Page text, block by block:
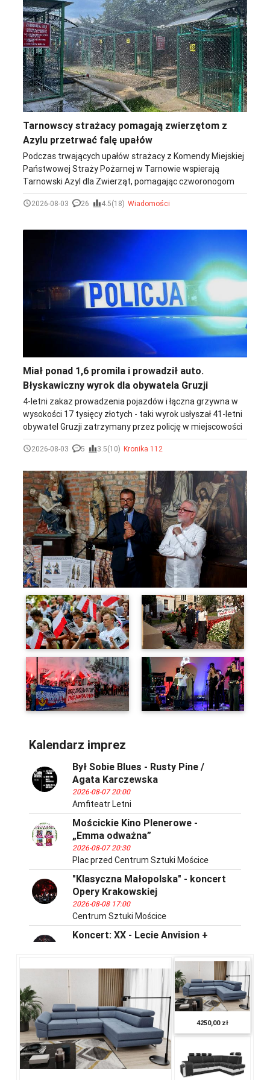
Tarnowscy strażacy pomagają zwierzętom z
Azylu przetrwać falę upałów
Podczas trwających upałów strażacy z Komendy Miejskiej
Państwowej Straży Pożarnej w Tarnowie wspierają
Tarnowski Azyl dla Zwierząt, pomagając czworonogom
przetrwać uciążliwe temperatury. Funkcjonariusze
zraszają wodą boksy i teren wokół nich, dzięki czemu
upragnioną ulgę.
2026-08-03 26 4.5(18) Wiadomości
Miał ponad 1,6 promila i prowadził auto.
Błyskawiczny wyrok dla obywatela Gruzji
4-letni zakaz prowadzenia pojazdów i łączna grzywna w
wysokości 17 tysięcy złotych - taki wyrok usłyszał 41-letni
obywatel Gruzji zatrzymany przez policję w miejscowości
Siemiechów w gminie Gromnik. Mężczyzna kierował
samochodem pod wpływem alkoholu.
2026-08-03 5 3.5(10) Kronika 112
Szkicowali Tarnów na żywo. Cztery dni
rysowania w ramach Festiwalu
Miejskiego Szkicowania
Kalendarz imprez
Był Sobie Blues - Rusty Pine /
Agata Karczewska
2026-08-07 20:00
Amfiteatr Letni
Mościckie Kino Plenerowe -
„Emma odważna”
2026-08-07 20:30
Plac przed Centrum Sztuki Mościce
"Klasyczna Małopolska" - koncert
Opery Krakowskiej
2026-08-08 17:00
Centrum Sztuki Mościce
Koncert: XX - Lecie Anvision +
Amfiteatr Letni
Potańcówka na trawie
2026-08-08 18:30
Kryte boisko
Niedziele w Parku Piaskówka
2026-08-09 15:00
Park Piaskówka
4250,00 zł